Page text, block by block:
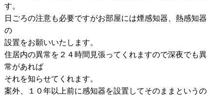
す。
日ごろの注意も必要ですがお部屋には煙感知器、熱感知器
の
設置をお願いいたします。
住居内の異常を２４時間見張ってくれますので深夜でも異
常があれば
それを知らせてくれます。
案外、１０年以上前に感知器を設置してそのままというの